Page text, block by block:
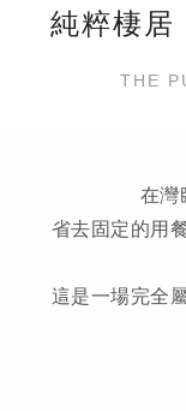
純粹棲居
THE
在灣
省去固定的用
這是一場完全